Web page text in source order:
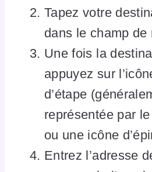
Tapez votre
dans le champ de
Une fois la
appuyez sur
d’étape
représentée par
ou une icône
Entrez l’adresse